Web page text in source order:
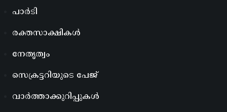
പാർടി
രക്തസാക്ഷികൾ
നേതൃത്വം
സെക്രട്ടറിയുടെ പേജ്
വാർത്താക്കുറിപ്പുകൾ